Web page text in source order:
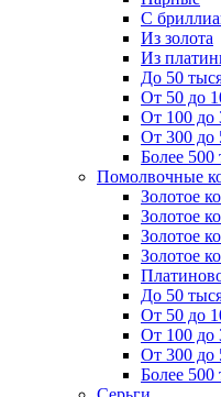
С
Из золота
Из
До 50
От 50 до
От 100 до
От 300 до
Более 500
Помолвочные
Золотое
Золотое
Золотое
Золотое
До 50
От 50 до
От 100 до
От 300 до
Более 500